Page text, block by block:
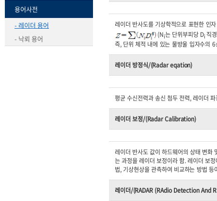
용어사전
- 레이더 용어
- 낙뢰 용어
레이더 반사도를 기상학적으로 표현한 인자
(Ni는 단위부피당 Di 직
즉, 단위 체적 내에 있는 물방울 입자수의
레이더 방정식/(Radar eqation)
평균 수신전력과 송신 첨두 전력, 레이더
레이더 보정/(Radar Calibration)
레이더 반사도 값이 하드웨어의 상태 변
는 과정을 레이더 보정이라 함. 레이더 보
법, 기상현상을 관측하여 비교하는 방법 등
레이더/(RADAR (RAdio Detection And